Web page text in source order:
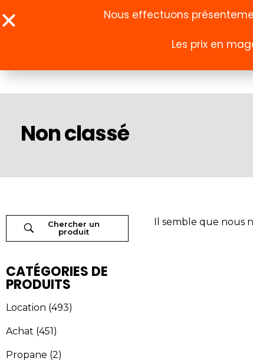
À propos Boutique
Non classé
Chercher un
produit
CATÉGORIES DE
PRODUITS
Location (493)
Achat (451)
Propane (2)
Il semble que nous
Nous effectuons
Les prix en